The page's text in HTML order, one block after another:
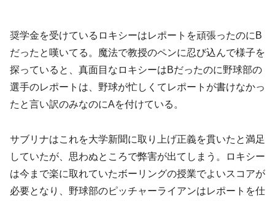
奨学金を受けているロキシーはレポートを頑張ったのにB
だったと嘆いてる。魔法で教授のペンに忍び込んで様子を
探っていると、真面目なロキシーはBだったのに野球部の
選手のレポートは、野球が忙しくてレポートが書けなかっ
たと言い訳のみなのにAを付けている。
サブリナはこれを大学新聞に取り上げ正義を貫いたと満足
していたが、思わぬところで弊害が出てしまう。ロキシー
は今まで楽に取れていたボーリングの授業でよいスコアが
必要となり、野球部のピッチャーライアンはレポートを仕